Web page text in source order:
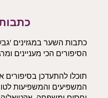
כתבות השער במגזינים
הסיפורים הכי מעניינים
תוכלו להתעדכן בסיפורים
המשפיעים והמשפיעות